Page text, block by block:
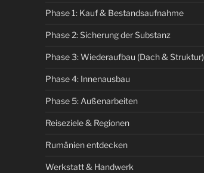
Phase 1: Kauf & Bestandsaufnahme
Phase 2: Sicherung der Substanz
Phase 3: Wiederaufbau (Dach & Struktur)
Phase 4: Innenausbau
Phase 5: Außenarbeiten
Reiseziele & Regionen
Rumänien entdecken
Werkstatt & Handwerk